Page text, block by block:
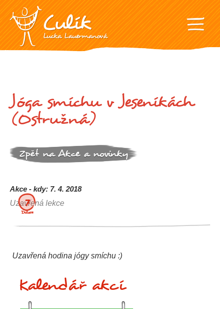
Jóga smíchu v Jeseníkách
(Ostružná)
Zpět na Akce a novinky
7.
Duben
Akce - kdy: 7. 4. 2018
Uzavřená lekce
Uzavřená hodina jógy smíchu :)
Kalendář akcí